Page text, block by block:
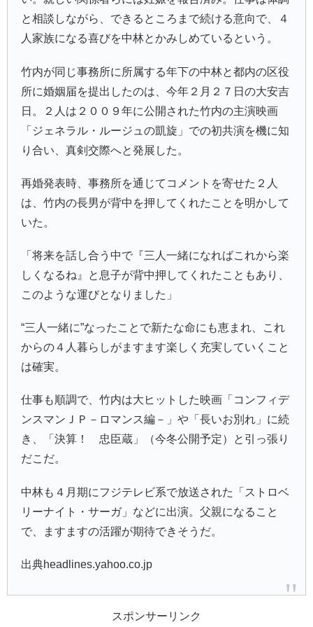
と相談しながら、できるところまで続ける意向で、４
人家族になる喜びを中林とかみしめているという。
竹内が同じ事務所に所属する年下の中林と都内の区役
所に婚姻届を提出したのは、今年２月２７日の大安吉
日。２人は２００９年に公開された竹内の主演映画
「ジェネラル・ルージュの凱旋」での初共演を機に知
り合い、真剣交際へと発展した。
再婚発表時、事務所を通じてコメントを寄せた２人
は、竹内の長男が背中を押してくれたことを明かして
いた。
「将来を話し合う中で『三人一緒になればこれから楽
しくなるね』と息子が背中押してくれたこともあり、
このような運びとなりました」
“三人一緒に”なったことで新たな命にも恵まれ、これ
からの４人暮らしがますます楽しく充実していくこと
は確実。
仕事も順調で、竹内は大ヒットした映画「コンフィデ
ンスマンＪＰ－ロマンス編－」や「長いお別れ」に続
き、「決算！ 忠臣蔵」（今冬公開予定）と引っ張り
だこだ。
中林も４月期にフジテレビ系で放送された「ストロベ
リーナイト・サーガ」などに出演。父親になること
で、ますますの活躍が期待できそうだ。
出典headlines.yahoo.co.jp
スポンサーリンク